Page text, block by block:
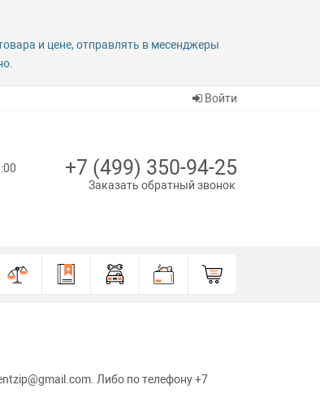
и цене, отправлять в месенджеры
Войти
+7 (499) 350-94-25
Заказать обратный звонок
Либо по телефону +7